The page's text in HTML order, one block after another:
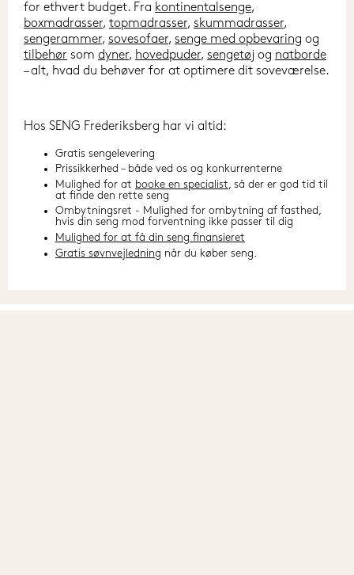
for ethvert budget. Fra kontinentalsenge
boxmadrasser, topmadrasser, skummadrasser
sengerammer, sovesofaer, senge med opbevaring
tilbehør som dyner, hovedpuder, sengetøj og natborde
– alt, hvad du behøver for at optimere dit soveværelse.
Hos SENG Frederiksberg har vi altid:
Gratis sengelevering
Prissikkerhed – både ved os og konkurrenterne
Mulighed for at booke en specialist, så der er god tid til
at finde den rette seng
Ombytningsret - Mulighed for ombytning af fasthed,
hvis din seng mod forventning ikke passer til dig
Mulighed for at få din seng finansieret
Gratis søvnvejledning når du køber seng.